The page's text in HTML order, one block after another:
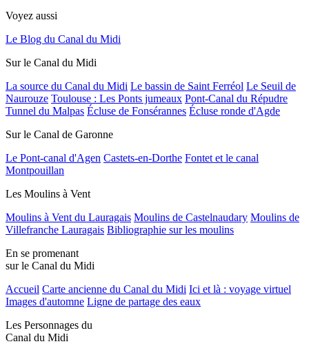
Voyez aussi
Le Blog du Canal du Midi
Sur le Canal du Midi
La source du Canal du Midi Le bassin de Saint Ferréol Le Seuil de
Naurouze Toulouse : Les Ponts jumeaux Pont-Canal du Répudre
Tunnel du Malpas Écluse de Fonsérannes Écluse ronde d'Agde
Sur le Canal de Garonne
Le Pont-canal d'Agen Castets-en-Dorthe Fontet et le canal
Montpouillan
Les Moulins à Vent
Moulins à Vent du Lauragais Moulins de Castelnaudary Moulins de
Villefranche Lauragais Bibliographie sur les moulins
En se promenant
sur le Canal du Midi
Accueil Carte ancienne du Canal du Midi Ici et là : voyage virtuel
Images d'automne Ligne de partage des eaux
Les Personnages du
Canal du Midi